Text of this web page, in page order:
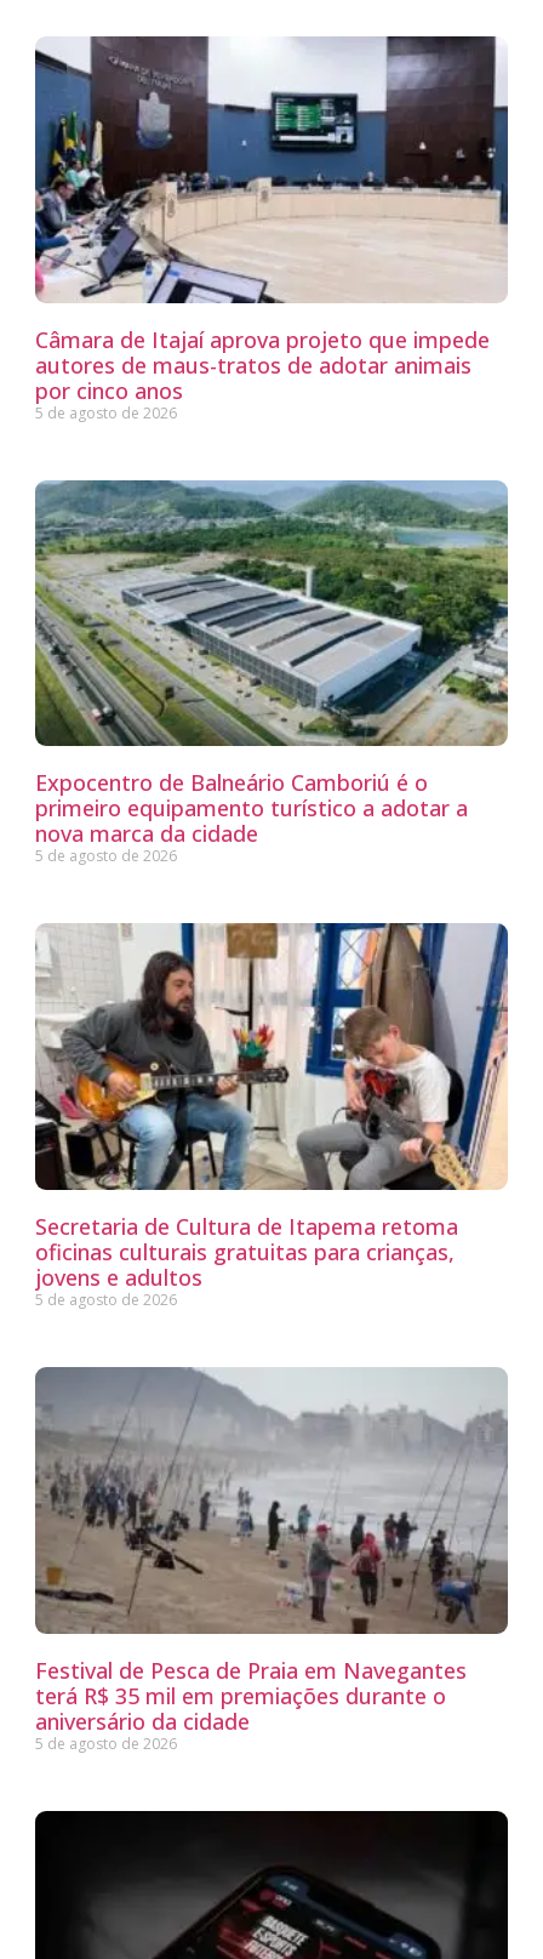
Câmara de Itajaí aprova projeto que impede
autores de maus-tratos de adotar animais
por cinco anos
5 de agosto de 2026
Expocentro de Balneário Camboriú é o
primeiro equipamento turístico a adotar a
nova marca da cidade
5 de agosto de 2026
Secretaria de Cultura de Itapema retoma
oficinas culturais gratuitas para crianças,
jovens e adultos
5 de agosto de 2026
Festival de Pesca de Praia em Navegantes
terá R$ 35 mil em premiações durante o
aniversário da cidade
5 de agosto de 2026